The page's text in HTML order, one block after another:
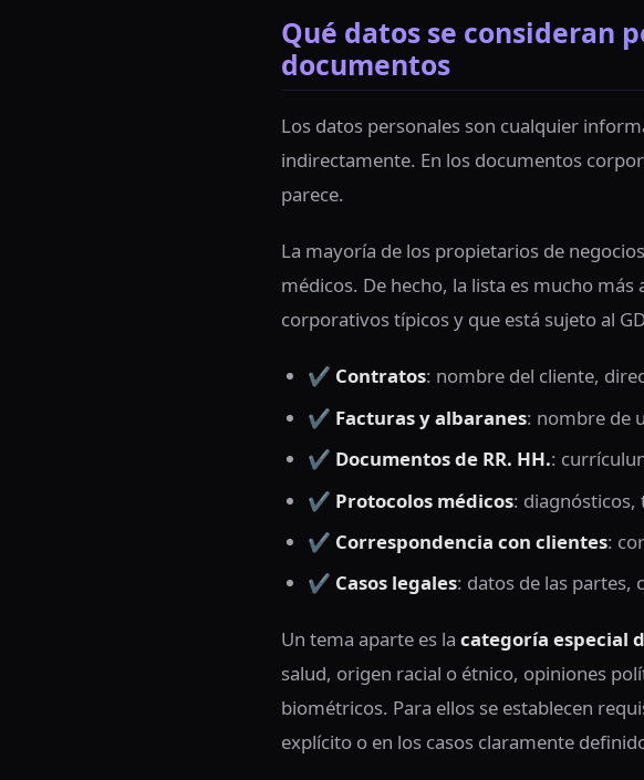
Qué datos se consideran
documentos
Los datos personales son cualquier
indirectamente. En los documentos
parece.
La mayoría de los propietarios de
médicos. De hecho, la lista es mucho
corporativos típicos y que está sujeto al
✔️ Contratos: nombre del cliente,
✔️ Facturas y albaranes: nombre de
✔️ Documentos de RR. HH.:
✔️ Protocolos médicos: diagnósticos,
✔️ Correspondencia con clientes:
✔️ Casos legales: datos de las partes,
Un tema aparte es la categoría especial
salud, origen racial o étnico, opiniones
biométricos. Para ellos se establecen
explícito o en los casos claramente